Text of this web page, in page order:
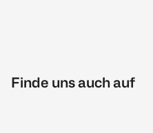
Finde uns auch auf